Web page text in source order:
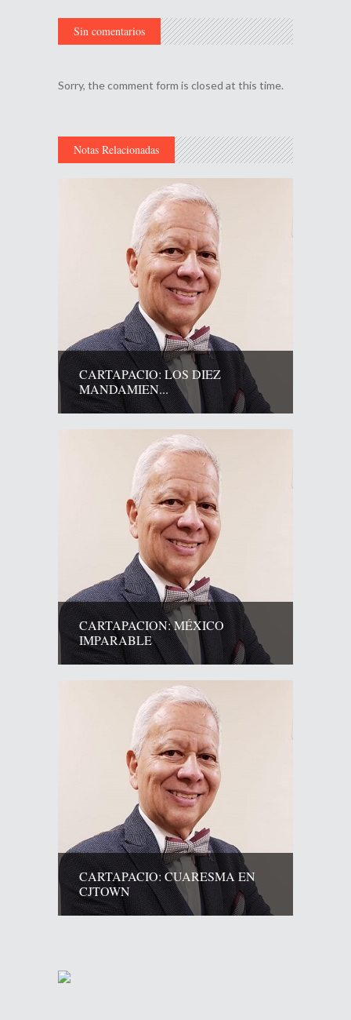
Sin comentarios
Sorry, the comment form is closed at this time.
Notas Relacionadas
CARTAPACIO: LOS DIEZ
MANDAMIEN...
CARTAPACION: MÉXICO
IMPARABLE
CARTAPACIO: CUARESMA EN
CJTOWN